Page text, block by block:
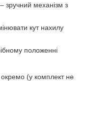
зручний механізм з
кут нахилу
положенні
окремо (у комплект не